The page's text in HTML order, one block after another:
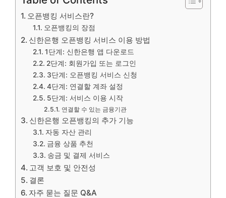
오픈뱅킹 서비스란?
오픈뱅킹의 장점
신한은행 오픈뱅킹 서비스 이용 방법
1단계: 신한은행 앱 다운로드
2단계: 회원가입 또는 로그인
3단계: 오픈뱅킹 서비스 신청
4단계: 연결할 계좌 설정
5단계: 서비스 이용 시작
연결할 수 있는 금융기관
신한은행 오픈뱅킹의 추가 기능
자동 자산 관리
금융 상품 추천
송금 및 결제 서비스
고객 보호 및 안전성
결론
자주 묻는 질문 Q&A